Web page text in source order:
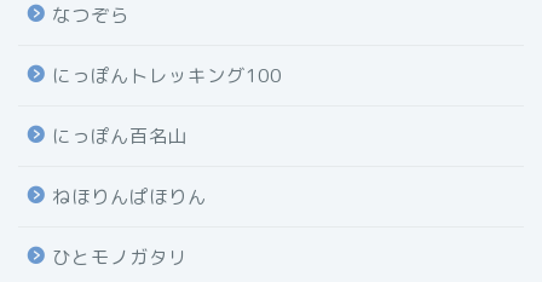
なつぞら
にっぽんトレッキング100
にっぽん百名山
ねほりんぱほりん
ひとモノガタリ